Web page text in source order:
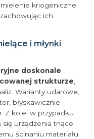
kriogeniczne
ich
i młynki
doskonale
strukturze,
Warianty udarowe,
błyskawicznie
Z kolei w przypadku
się urządzenia tnące
ścinaniu materiału